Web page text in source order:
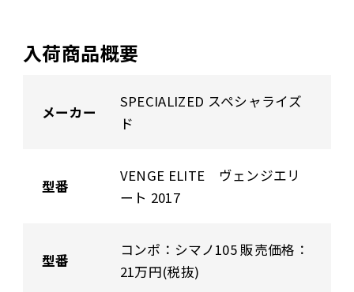
入荷商品概要
メーカー
SPECIALIZED スペシャライズ
ド
型番
VENGE ELITE ヴェンジエリ
ート 2017
型番
コンポ：シマノ105 販売価格：
21万円(税抜)